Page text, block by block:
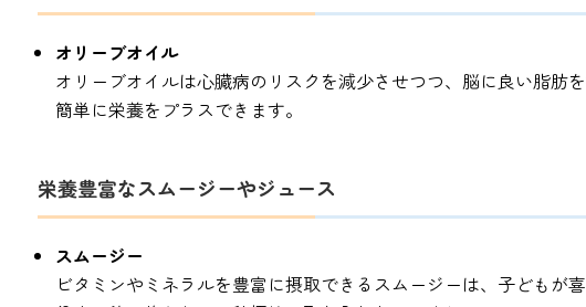
オリーブオイル
オリーブオイルは心臓病のリスクを減少させつつ、脳に良い脂肪
簡単に栄養をプラスできます。
栄養豊富なスムージーやジュース
スムージー
ビタミンやミネラルを豊富に摂取できるスムージーは、子どもが